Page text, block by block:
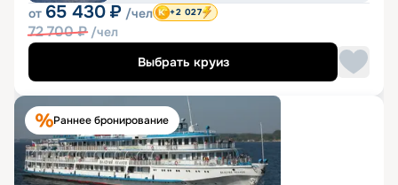
от 65 430 ₽ /чел
72 700₽ /чел
+2 027
Выбрать круиз
Раннее бронирование